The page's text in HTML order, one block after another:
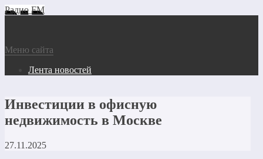
Радио FM
Меню сайта
Лента новостей
Инвестиции в офисную
недвижимость в Москве
27.11.2025